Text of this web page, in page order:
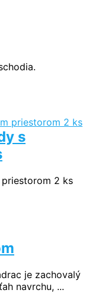
s
2 ks
je zachovalý
navrchu, ...